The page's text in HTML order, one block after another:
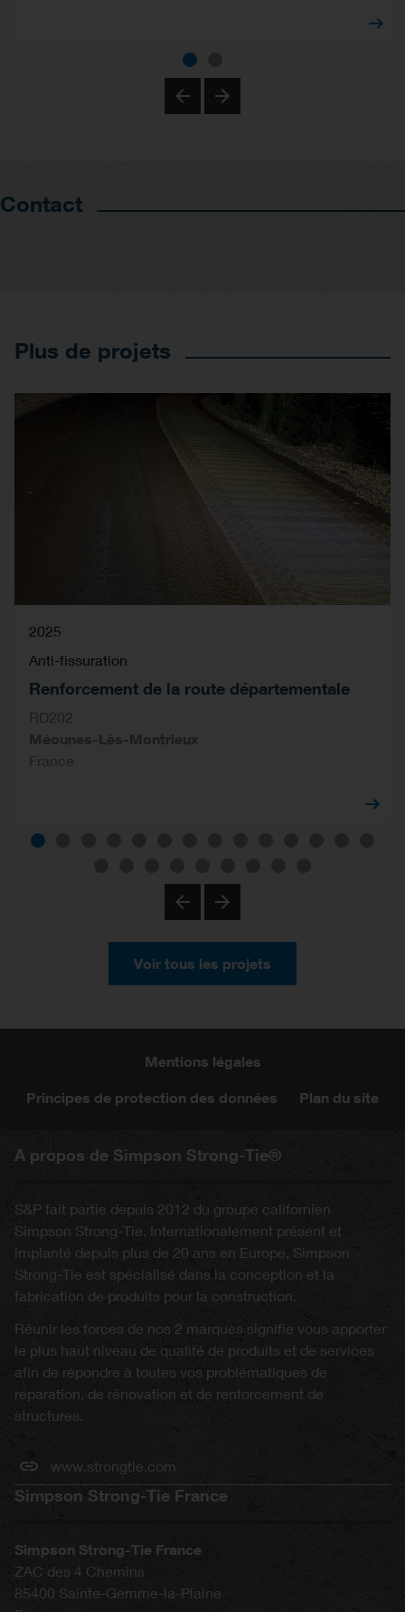
Contact
Plus de projets
2025
Anti-fissuration
Renforcement de la route départementale
RD202
Méounes-Lès-Montrieux
France
Voir tous les projets
Mentions légales
Principes de protection des données Plan du site
A propos de Simpson Strong-Tie®
S&P fait partie depuis 2012 du groupe californien
Simpson Strong-Tie. Internationalement présent et
implanté depuis plus de 20 ans en Europe, Simpson
Strong-Tie est spécialisé dans la conception et la
fabrication de produits pour la construction.
Réunir les forces de nos 2 marques signifie vous apporter
le plus haut niveau de qualité de produits et de services
afin de répondre à toutes vos problématiques de
réparation, de rénovation et de renforcement de
structures.
www.strongtie.com
Simpson Strong-Tie France
Simpson Strong-Tie France
ZAC des 4 Chemins
85400 Sainte-Gemme-la-Plaine